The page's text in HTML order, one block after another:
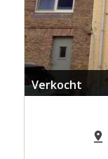
Verkocht